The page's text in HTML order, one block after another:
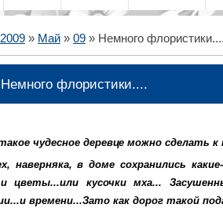
2009 » Май » 09 » Немного флористики....
Немного флористики....
чудесное деревце можно сделать к
наверняка, в доме сохранились
цветы...или кусочки мха...
времени...Зато как дорог такой